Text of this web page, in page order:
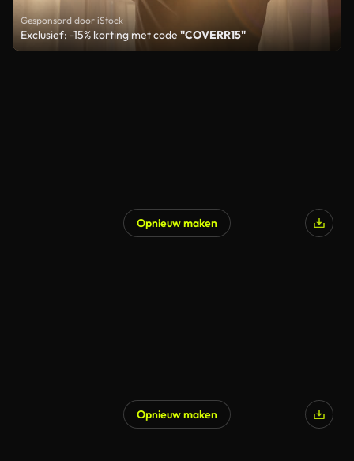
Gesponsord door iStock
Exclusief: -15% korting met code "COVERR15"
Opnieuw maken
Opnieuw maken